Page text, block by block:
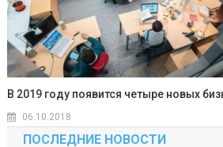
В 2019 году появится четыре новых
06.10.2018
ПОСЛЕДНИЕ НОВОСТИ